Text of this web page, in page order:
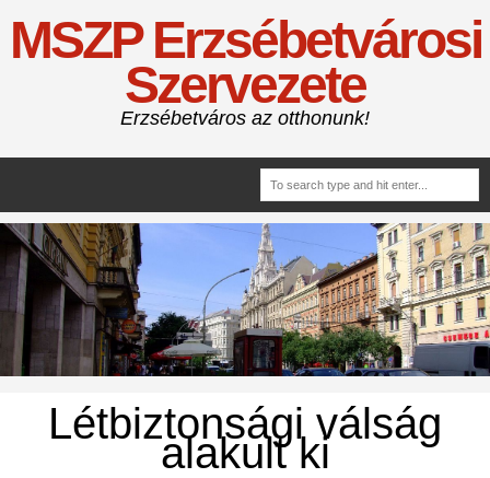
MSZP Erzsébetvárosi
Szervezete
Erzsébetváros az otthonunk!
Létbiztonsági válság
alakult ki